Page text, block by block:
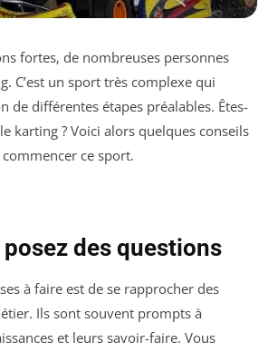
fortes, de nombreuses personnes
C’est un sport très complexe qui
de différentes étapes préalables. Êtes-
karting ? Voici alors quelques conseils
ce sport.
des questions
à faire est de se rapprocher des
Ils sont souvent prompts à
et leurs savoir-faire. Vous